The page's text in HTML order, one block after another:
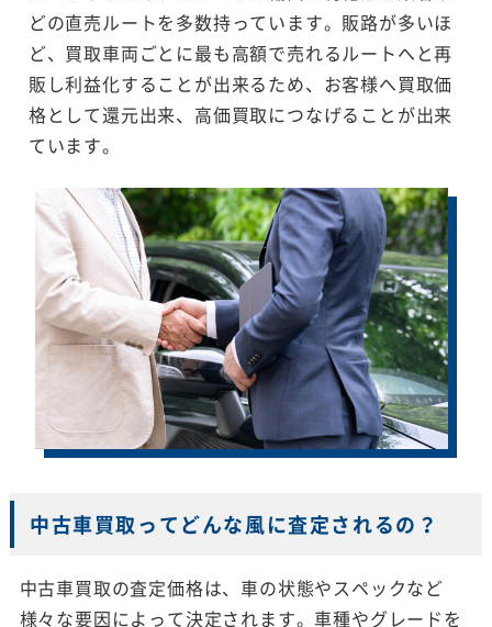
どの直売ルートを多数持っています。販路が多いほ
ど、買取車両ごとに最も高額で売れるルートへと再
販し利益化することが出来るため、お客様へ買取価
格として還元出来、高価買取につなげることが出来
ています。
中古車買取ってどんな風に査定されるの？
中古車買取の査定価格は、車の状態やスペックなど
様々な要因によって決定されます。車種やグレードを